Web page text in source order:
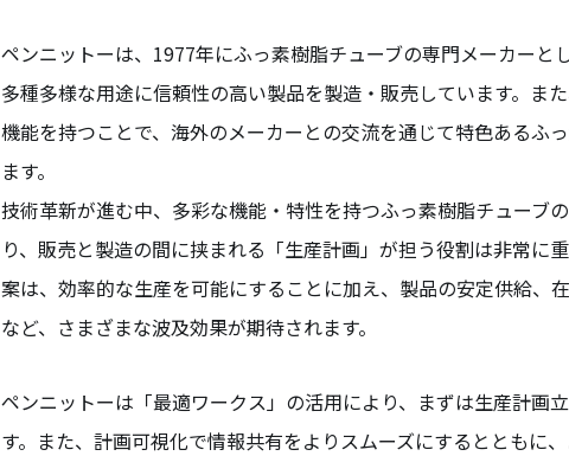
ペンニットーは、1977年にふっ素樹脂チューブの専門メーカーと
多種多様な用途に信頼性の高い製品を製造・販売しています。ま
機能を持つことで、海外のメーカーとの交流を通じて特色あるふ
ます。
技術革新が進む中、多彩な機能・特性を持つふっ素樹脂チューブ
り、販売と製造の間に挟まれる「生産計画」が担う役割は非常に
案は、効率的な生産を可能にすることに加え、製品の安定供給、
など、さまざまな波及効果が期待されます。
ペンニットーは「最適ワークス」の活用により、まずは生産計画
す。また、計画可視化で情報共有をよりスムーズにするとともに